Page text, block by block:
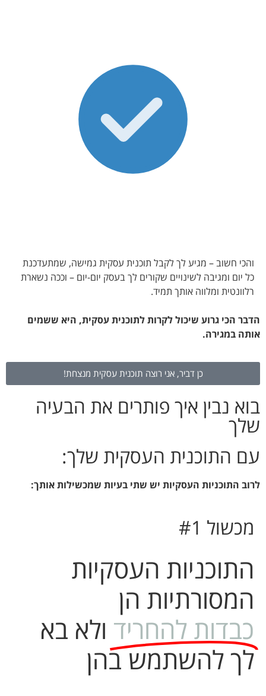
והכי חשוב – מגיע לך לקבל תוכנית עסקית גמישה, שמתעדכנת
כל יום ומגיבה לשינויים שקורים לך בעסק יום-יום – וככה נשארת
רלוונטית ומלווה אותך תמיד.
הדבר הכי גרוע שיכול לקרות לתוכנית עסקית, היא ששמים
אותה במגירה.
כן דביר, אני רוצה תוכנית עסקית מנצחת!
בוא נבין איך פותרים את הבעיה
שלך
עם התוכנית העסקית שלך:
לרוב התוכניות העסקיות יש שתי בעיות שמכשילות אותך:
מכשול #1
התוכניות העסקיות
המסורתיות הן
כבדות להחריד ולא בא
לך להשתמש בהן